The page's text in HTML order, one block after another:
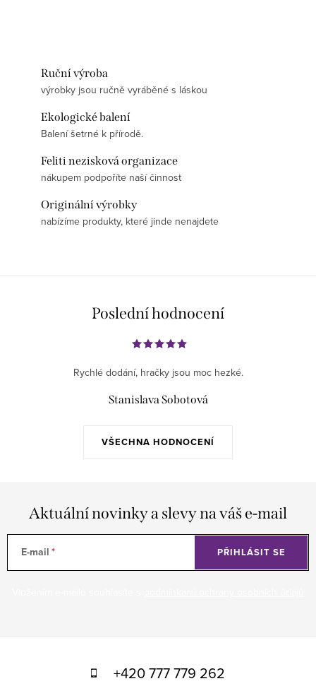
Ruční výroba
výrobky jsou ručně vyráběné s láskou
Ekologické balení
Balení šetrné k přírodě.
Feliti nezisková organizace
nákupem podpoříte naší činnost
Originální výrobky
nabízíme produkty, které jinde nenajdete
Poslední hodnocení
VŠECHNA HODNOCENÍ
Rychlé dodání, hračky jsou moc hezké.
Stanislava Sobotová
Aktuální novinky a slevy na váš e-mail
E-mail PŘIHLÁSIT SE
+420 777 779 262